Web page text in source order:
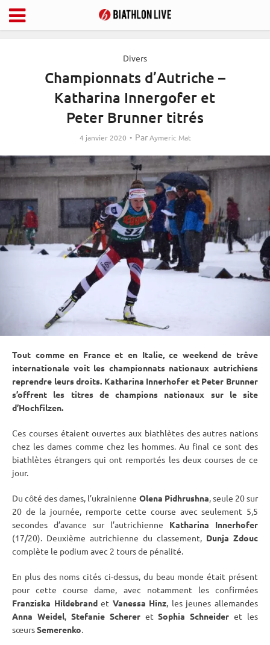
Divers
Championnats d’Autriche –
Katharina Innergofer et
Peter Brunner titrés
4 janvier 2020 ParAymeric Mat
Tout comme en France et en Italie, ce weekend de trêve
internationale voit les championnats nationaux autrichiens
reprendre leurs droits. Katharina Innerhofer et Peter Brunner
s’offrent les titres de champions nationaux sur le site
d’Hochfilzen.
Ces courses étaient ouvertes aux biathlètes des autres nations
chez les dames comme chez les hommes. Au final ce sont des
biathlètes étrangers qui ont remportés les deux courses de ce
jour.
Du côté des dames, l’ukrainienne Olena Pidhrushna, seule 20 sur
20 de la journée, remporte cette course avec seulement 5,5
secondes d’avance sur l’autrichienne Katharina Innerhofer
(17/20). Deuxième autrichienne du classement, Dunja Zdouc
complète le podium avec 2 tours de pénalité.
En plus des noms cités ci-dessus, du beau monde était présent
pour cette course dame, avec notamment les confirmées
Franziska Hildebrandet Vanessa Hinz, les jeunes allemandes
Anna Weidel, Stefanie SchereretSophia Schneider et les
sœursSemerenko.